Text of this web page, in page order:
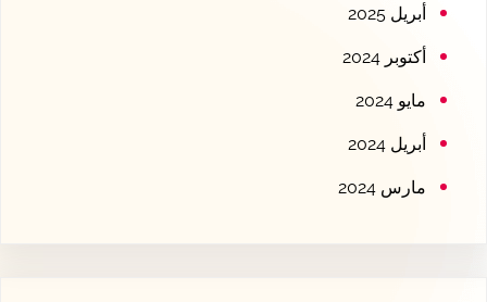
أبريل 2025
أكتوبر 2024
مايو 2024
أبريل 2024
مارس 2024